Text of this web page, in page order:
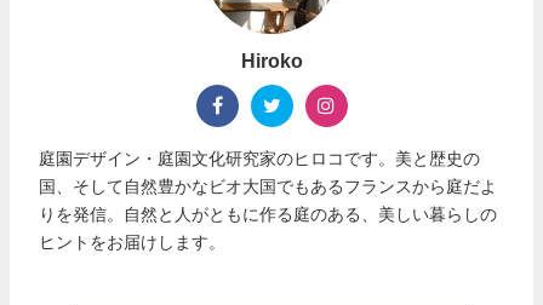
Hiroko
庭園デザイン・庭園文化研究家のヒロコです。美と歴史の
国、そして自然豊かなビオ大国でもあるフランスから庭だよ
りを発信。自然と人がともに作る庭のある、美しい暮らしの
ヒントをお届けします。